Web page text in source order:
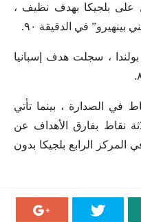
على بلجيكا بهدف نظيف ،
في الدقيقة ٩٠.
، سجلت هدف إسبانيا
في الصدارة ، بينما تأتي
نقاط بفارق الأهداف عن
المركز الرابع بلجيكا بدون